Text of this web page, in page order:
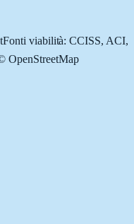
Fonti viabilità: CCISS, ACI,
OpenStreetMap